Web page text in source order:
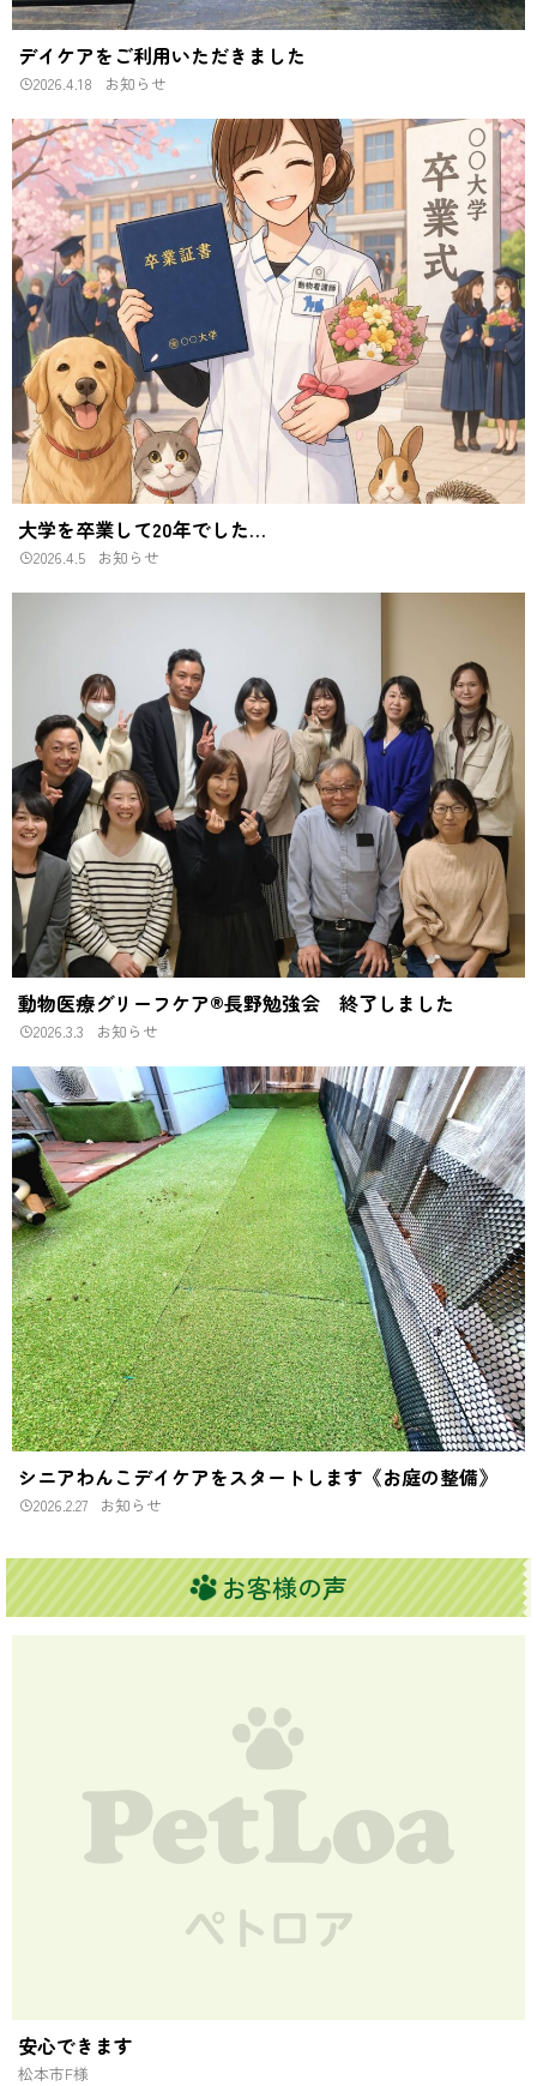
デイケアをご利用いただきました
2026.4.18 お知らせ
大学を卒業して20年でした…
2026.4.5 お知らせ
動物医療グリーフケア®長野勉強会 終了しました
2026.3.3 お知らせ
シニアわんこデイケアをスタートします《お庭の整備》
2026.2.27 お知らせ
お客様の声
安心できます
松本市F様